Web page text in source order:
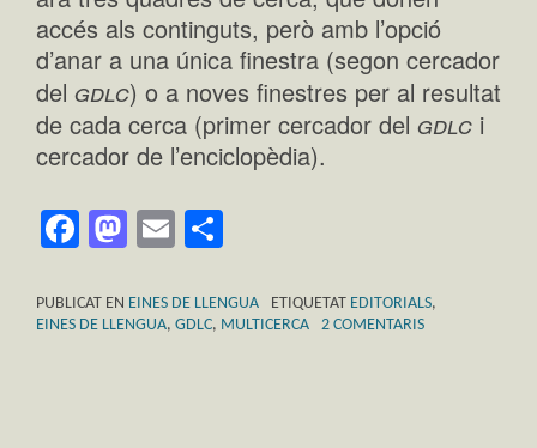
accés als continguts, però amb l’opció
d’anar a una única finestra (segon cercador
del gdlc) o a noves finestres per al resultat
de cada cerca (primer cercador del gdlc i
cercador de l’enciclopèdia).
Facebook
Mastodon
Email
PUBLICAT EN EINES DE LLENGUA ETIQUETAT EDITORIALS,
EINES DE LLENGUA, GDLC, MULTICERCA 2 COMENTARIS